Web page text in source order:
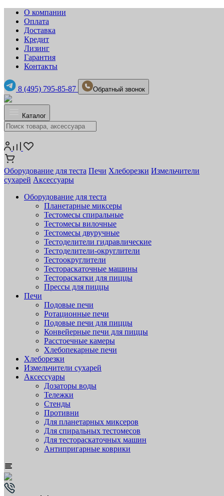
О компании
Оплата
Доставка
Кредит
Лизинг
Гарантия
Контакты
8 (495) 795-85-87 Обратный звонок
Каталог
Оборудование для теста Печи Хлеборезки Измельчители
сухарей Аксессуары
Оборудование для теста
Планетарные миксеры
Тестомесы спиральные
Тестомесы вилочные
Тестомесы двуручные
Тестоделители гидравлические
Тестоделители-округлители
Тестоокруглители
Тестораскаточные машины
Тестораскатки для пиццы
Прессы для пиццы
Печи
Подовые печи
Ротационные печи
Подовые печи для пиццы
Конвейерные печи для пиццы
Расстоечные камеры
Хлебопекарные печи
Хлеборезки
Измельчители сухарей
Аксессуары
Дозаторы воды
Тележки
Стенды
Противни
Для планетарных миксеров
Для спиральных тестомесов
Для тестораскаточных машин
Антипригарные коврики